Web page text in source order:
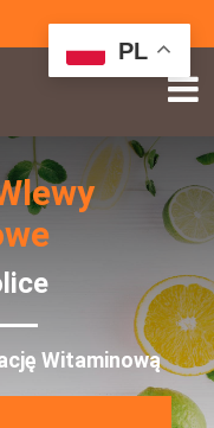
PL
Witaminową